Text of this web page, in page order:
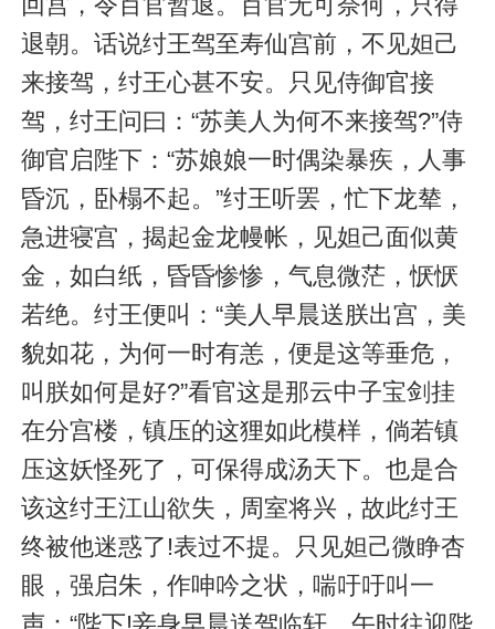
退朝。话说纣王驾至寿仙宫前，不见妲己
来接驾，纣王心甚不安。只见侍御官接
驾，纣王问曰：“苏美人为何不来接驾?”侍
御官启陛下：“苏娘娘一时偶染暴疾，人事
昏沉，卧榻不起。”纣王听罢，忙下龙辇，
急进寝宫，揭起金龙幔帐，见妲己面似黄
金，如白纸，昏昏惨惨，气息微茫，恹恹
若绝。纣王便叫：“美人早晨送朕出宫，美
貌如花，为何一时有恙，便是这等垂危，
叫朕如何是好?”看官这是那云中子宝剑挂
在分宫楼，镇压的这狸如此模样，倘若镇
压这妖怪死了，可保得成汤天下。也是合
该这纣王江山欲失，周室将兴，故此纣王
终被他迷惑了!表过不提。只见妲己微睁杏
眼，强启朱，作呻吟之状，喘吁吁叫一